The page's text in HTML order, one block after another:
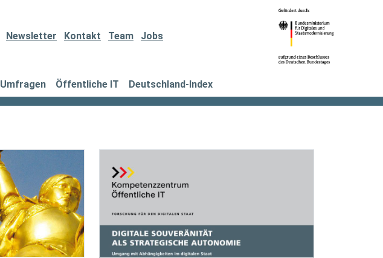
Newsletter Kontakt Team Jobs
Umfragen Öffentliche IT Deutschland-Index